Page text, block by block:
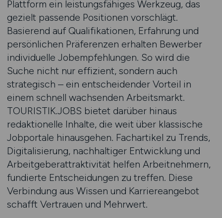
Plattform ein leistungsfähiges Werkzeug, das
gezielt passende Positionen vorschlägt.
Basierend auf Qualifikationen, Erfahrung und
persönlichen Präferenzen erhalten Bewerber
individuelle Jobempfehlungen. So wird die
Suche nicht nur effizient, sondern auch
strategisch – ein entscheidender Vorteil in
einem schnell wachsenden Arbeitsmarkt.
TOURISTIK.JOBS bietet darüber hinaus
redaktionelle Inhalte, die weit über klassische
Jobportale hinausgehen. Fachartikel zu Trends,
Digitalisierung, nachhaltiger Entwicklung und
Arbeitgeberattraktivität helfen Arbeitnehmern,
fundierte Entscheidungen zu treffen. Diese
Verbindung aus Wissen und Karriereangebot
schafft Vertrauen und Mehrwert.